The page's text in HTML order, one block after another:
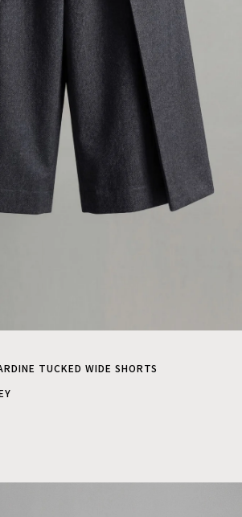
TUCKED WIDE SHORTS